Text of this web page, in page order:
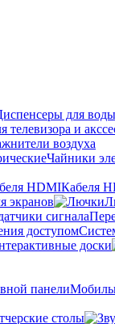
для
телевизора и
воздуха
Чайники
Кабеля
экранов
доски
столы